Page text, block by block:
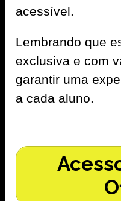
acessível.
Lembrando que
exclusiva e com
garantir uma
a cada aluno.